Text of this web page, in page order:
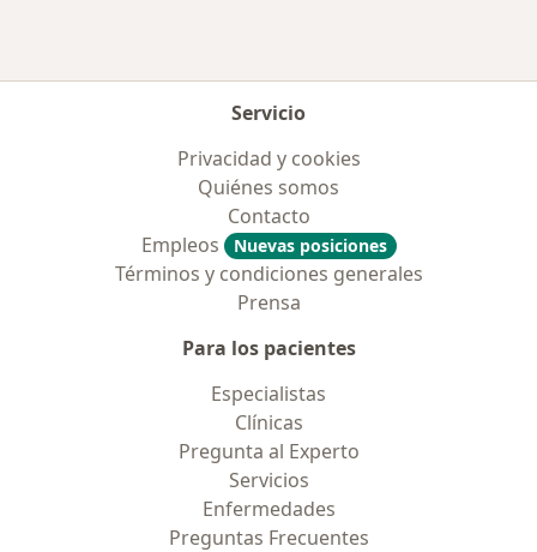
Servicio
Privacidad y cookies
Quiénes somos
Contacto
Empleos
Nuevas posiciones
Términos y condiciones generales
Prensa
Para los pacientes
Especialistas
Clínicas
Pregunta al Experto
Servicios
Enfermedades
Preguntas Frecuentes